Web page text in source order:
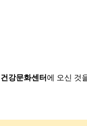
강문화센터 에 오신 것